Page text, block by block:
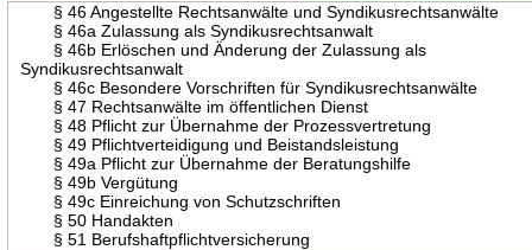
§ 46 Angestellte Rechtsanwälte und Syndikusrechtsanwälte
§ 46a Zulassung als Syndikusrechtsanwalt
§ 46b Erlöschen und Änderung der Zulassung als
Syndikusrechtsanwalt
§ 46c Besondere Vorschriften für Syndikusrechtsanwälte
§ 47 Rechtsanwälte im öffentlichen Dienst
§ 48 Pflicht zur Übernahme der Prozessvertretung
§ 49 Pflichtverteidigung und Beistandsleistung
§ 49a Pflicht zur Übernahme der Beratungshilfe
§ 49b Vergütung
§ 49c Einreichung von Schutzschriften
§ 50 Handakten
§ 51 Berufshaftpflichtversicherung